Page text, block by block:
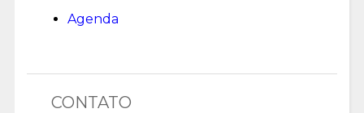
Agenda
CONTATO